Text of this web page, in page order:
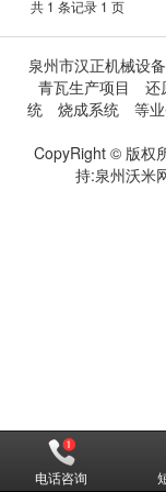
共 1 条记录 1 页
泉州市汉正机械设
青瓦生产项目
还
统
烧成系统 等
CopyRight © 版权
持:泉州沃米
电话咨询